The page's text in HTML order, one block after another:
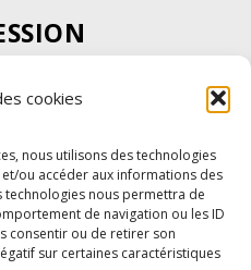
cookies
nous utilisons des technologies
ou accéder aux informations des
technologies nous permettra de
de navigation ou les ID
consentir ou de retirer son
sur certaines caractéristiques